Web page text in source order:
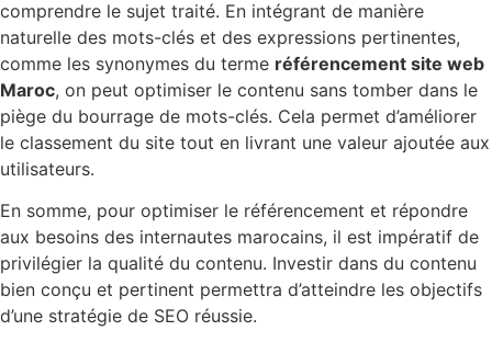
comprendre le sujet traité. En intégrant de manière
naturelle des mots-clés et des expressions pertinentes,
comme les synonymes du terme référencement site web
Maroc, on peut optimiser le contenu sans tomber dans le
piège du bourrage de mots-clés. Cela permet d’améliorer
le classement du site tout en livrant une valeur ajoutée aux
utilisateurs.
En somme, pour optimiser le référencement et répondre
aux besoins des internautes marocains, il est impératif de
privilégier la qualité du contenu. Investir dans du contenu
bien conçu et pertinent permettra d’atteindre les objectifs
d’une stratégie de SEO réussie.